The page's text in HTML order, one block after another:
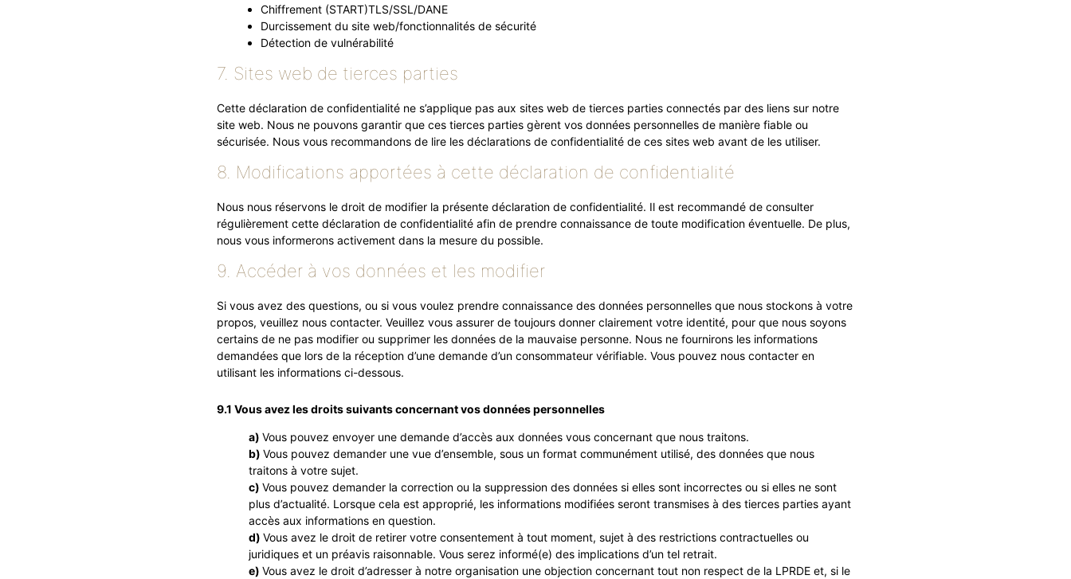
Chiffrement (START)TLS/SSL/DANE
Durcissement du site web/fonctionnalités de sécurité
Détection de vulnérabilité
7. Sites web de tierces parties
Cette déclaration de confidentialité ne s’applique pas aux sites web de tierces parties connectés par des liens sur notre
site web. Nous ne pouvons garantir que ces tierces parties gèrent vos données personnelles de manière fiable ou
sécurisée. Nous vous recommandons de lire les déclarations de confidentialité de ces sites web avant de les utiliser.
8. Modifications apportées à cette déclaration de confidentialité
Nous nous réservons le droit de modifier la présente déclaration de confidentialité. Il est recommandé de consulter
régulièrement cette déclaration de confidentialité afin de prendre connaissance de toute modification éventuelle. De plus,
nous vous informerons activement dans la mesure du possible.
9. Accéder à vos données et les modifier
Si vous avez des questions, ou si vous voulez prendre connaissance des données personnelles que nous stockons à votre
propos, veuillez nous contacter. Veuillez vous assurer de toujours donner clairement votre identité, pour que nous soyons
certains de ne pas modifier ou supprimer les données de la mauvaise personne. Nous ne fournirons les informations
demandées que lors de la réception d’une demande d’un consommateur vérifiable. Vous pouvez nous contacter en
utilisant les informations ci-dessous.
9.1 Vous avez les droits suivants concernant vos données personnelles
Vous pouvez envoyer une demande d’accès aux données vous concernant que nous traitons.
Vous pouvez demander une vue d’ensemble, sous un format communément utilisé, des données que nous
traitons à votre sujet.
Vous pouvez demander la correction ou la suppression des données si elles sont incorrectes ou si elles ne sont
plus d’actualité. Lorsque cela est approprié, les informations modifiées seront transmises à des tierces parties ayant
accès aux informations en question.
Vous avez le droit de retirer votre consentement à tout moment, sujet à des restrictions contractuelles ou
juridiques et un préavis raisonnable. Vous serez informé(e) des implications d’un tel retrait.
Vous avez le droit d’adresser à notre organisation une objection concernant tout non respect de la LPRDE et, si le